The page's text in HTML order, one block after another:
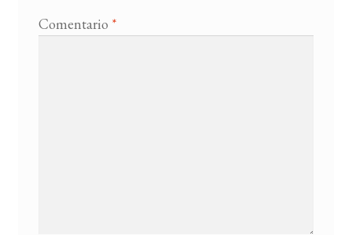
Comentario *